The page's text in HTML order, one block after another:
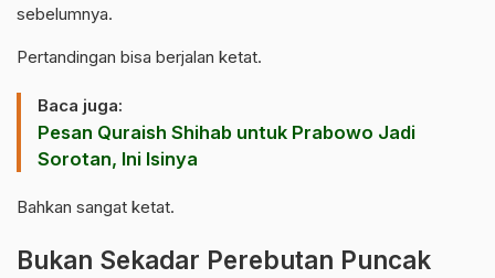
sebelumnya.
Pertandingan bisa berjalan ketat.
Baca juga:
Pesan Quraish Shihab untuk Prabowo Jadi
Sorotan, Ini Isinya
Bahkan sangat ketat.
Bukan Sekadar Perebutan Puncak